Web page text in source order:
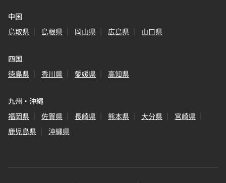
中国
鳥取県
島根県 岡山県 広島県 山口県
四国
徳島県
香川県 愛媛県 高知県
九州・沖縄
福岡県
佐賀県 長崎県 熊本県 大分県
宮崎県
鹿児島県
沖縄県